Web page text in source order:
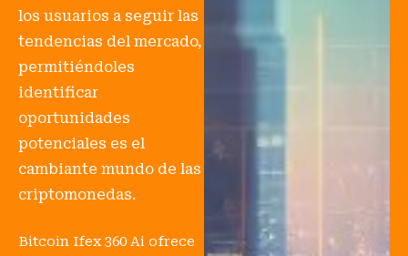
los usuarios a seguir las
tendencias del mercado,
permitiéndoles
identificar
oportunidades
potenciales es el
cambiante mundo de las
criptomonedas.
Bitcoin Ifex 360 Ai ofrece